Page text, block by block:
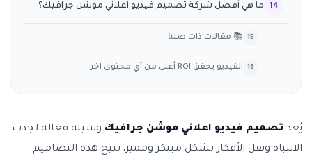
ما هي أفضل شركة تصميم فيديو اعلاني موشن جرافيك؟
📚 مقالات ذات صلة
الفيديو يحقق ROI أعلى من أي محتوى آخر
يُعد تصميم فيديو اعلاني موشن جرافيك وسيلة فعالة لجذب
الانتباه ونقل الأفكار بشكل مبتكر ومميز، تتيح هذه التصاميم